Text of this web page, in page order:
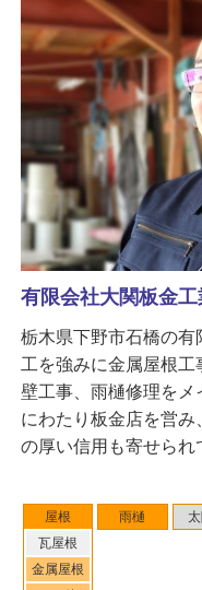
屋根
瓦屋根
金属屋根
雨樋
有限会社大関板金工
栃木県下野市石橋の有
工を強みに金属屋根
壁工事、雨樋修理を
にわたり板金店を営
の厚い信用も寄せられ